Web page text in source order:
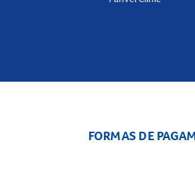
FORMAS DE